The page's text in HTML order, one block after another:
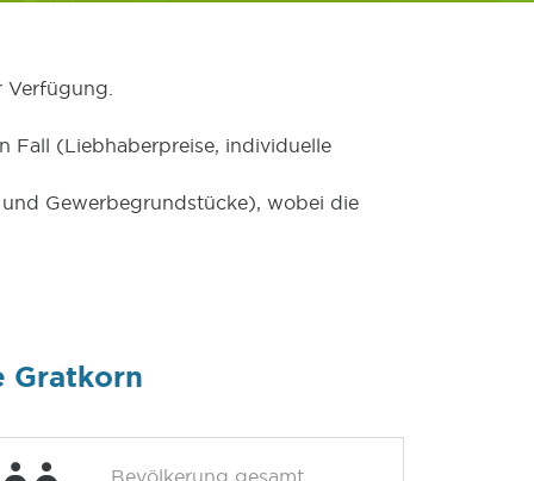
Fall (Liebhaberpreise, individuelle
Gewerbegrundstücke), wobei die
Gratkorn
Bevölkerung gesamt